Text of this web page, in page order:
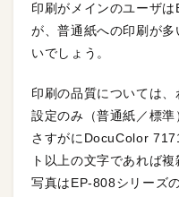
印刷がメインのユーザ
が、普通紙への印刷が
いでしょう。
印刷の品質については
設定のみ（普通紙／標
さすがにDocuColor
ト以上の文字であれば
写真はEP-808シリーズ